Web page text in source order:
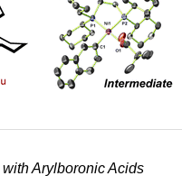
Arylboronic Acids